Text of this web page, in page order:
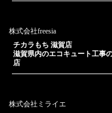
株式会社freesia
チカラもち 滋賀店
滋賀県内のエコキュート工事
店
株式会社ミライエ